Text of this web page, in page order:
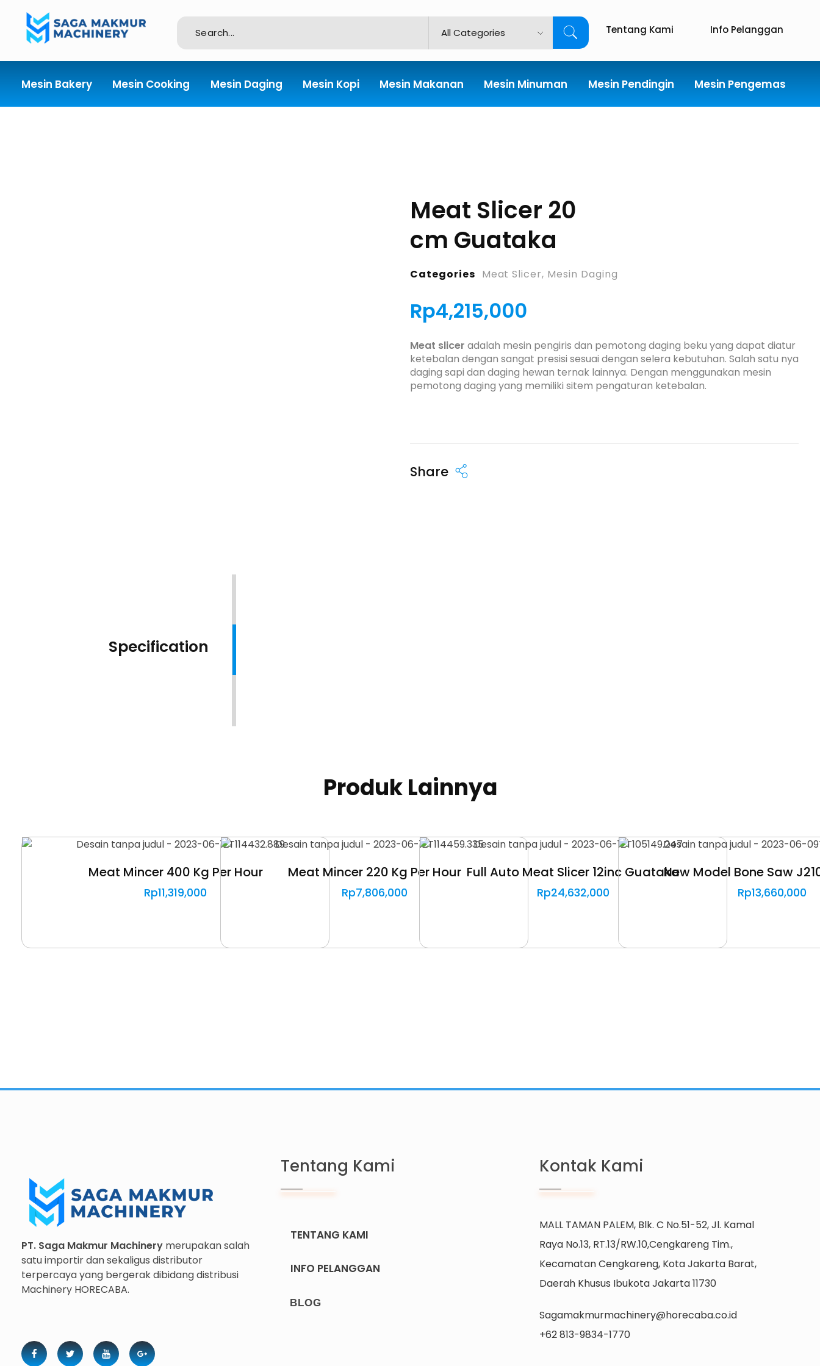
Tentang Kami Info Pelanggan
Mesin Bakery Mesin Cooking Mesin Daging Mesin Kopi Mesin Makanan Mesin Minuman Mesin Pendingin Mesin Pengemas
Meat Slicer 20
cm Guataka
Rp4,215,000
Meat slicer adalah mesin pengiris dan pemotong daging beku yang dapat diatur
ketebalan dengan sangat presisi sesuai dengan selera kebutuhan. Salah satu nya
daging sapi dan daging hewan ternak lainnya. Dengan menggunakan mesin
pemotong daging yang memiliki sitem pengaturan ketebalan.
Share
Categories Meat Slicer, Mesin Daging
Specification
Produk Lainnya
Meat Mincer 400 Kg Per Hour
Rp11,319,000
Meat Mincer 220 Kg Per Hour
Rp7,806,000
Full Auto Meat Slicer 12inc Guataka
Rp24,632,000
New Model Bone Saw
Rp13,660,000
PT. Saga Makmur Machinery merupakan salah
satu importir dan sekaligus distributor
terpercaya yang bergerak dibidang distribusi
Machinery HORECABA.
Tentang Kami
TENTANG KAMI
INFO PELANGGAN
BLOG
Kontak Kami
MALL TAMAN PALEM, Blk. C No.51-52, Jl. Kamal
Raya No.13, RT.13/RW.10,Cengkareng Tim.,
Kecamatan Cengkareng, Kota Jakarta Barat,
Daerah Khusus Ibukota Jakarta 11730
Sagamakmurmachinery@horecaba.co.id
+62 813-9834-1770